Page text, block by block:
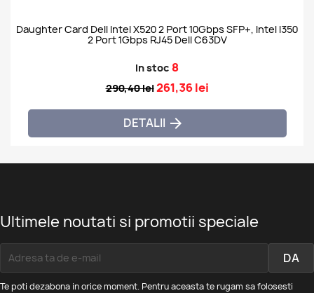
Daughter Card Dell Intel X520 2 Port 10Gbps SFP+, Intel I350
2 Port 1Gbps RJ45 Dell C63DV
In stoc 8
290,40 lei261,36 lei
DETALII 
Ultimele noutati si promotii speciale
Te poti dezabona in orice moment. Pentru aceasta te rugam sa folosesti